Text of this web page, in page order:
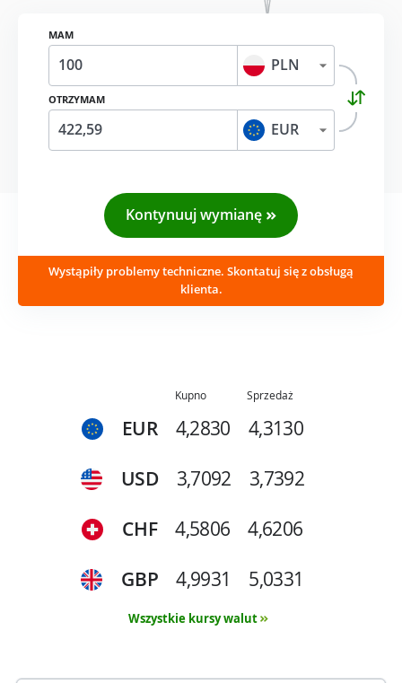
MAM
PLN
OTRZYMAM
EUR
Kontynuuj wymianę
Wystąpiły problemy techniczne. Skontatuj się z obsługą
klienta.
Kupno Sprzedaż
EUR 4,2830 4,3130
USD 3,7092 3,7392
CHF 4,5806 4,6206
GBP 4,9931 5,0331
Wszystkie kursy walut